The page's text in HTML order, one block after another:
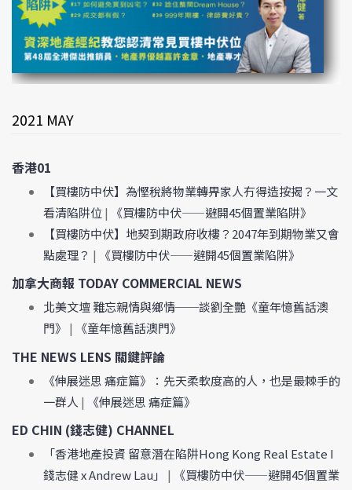
2021 MAY
香港01
【買樓防中伏】為慳稅將物業轉畀家人冇得造按揭？一文
看清陷阱位 |
《買樓防中伏——避開45個置業陷阱》
【買樓防中伏】地契到期政府收樓？2047年到期物業又會
點處理？ | 《買樓防中伏——避開45個置業陷阱》
加拿大商報 TODAY COMMERCIAL NEWS
北美文壇 難忘親情與鄉情──談劉全艷《童年憶舊話澳
門》 | 《童年憶舊話澳門》
THE NEWS LENS 關鍵評論
《伸展迷思 痛症篇》：先天柔軟度高的人，也是最棘手的
一群人 | 《伸展迷思 痛症篇》
ED CHIN (錢志健) CHANNEL
「香港地產投資 留意潛在陷阱Hong Kong Real Estate I
錢志健 x Andrew Lau」
|
《買樓防中伏——避開45個置業